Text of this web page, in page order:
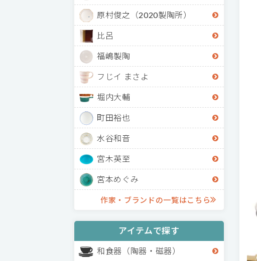
原村俊之（2020製陶所）
比呂
福嶋製陶
フじイ まさよ
堀内大輔
町田裕也
水谷和音
宮木英至
宮本めぐみ
作家・ブランドの一覧はこちら
アイテムで探す
和食器（陶器・磁器）